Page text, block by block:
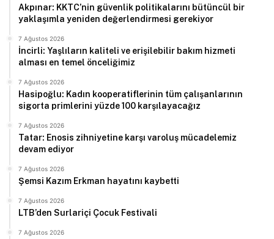
Akpınar: KKTC’nin güvenlik politikalarını bütüncül bir
yaklaşımla yeniden değerlendirmesi gerekiyor
7 Ağustos 2026
İncirli: Yaşlıların kaliteli ve erişilebilir bakım hizmeti
alması en temel önceliğimiz
7 Ağustos 2026
Hasipoğlu: Kadın kooperatiflerinin tüm çalışanlarının
sigorta primlerini yüzde 100 karşılayacağız
7 Ağustos 2026
Tatar: Enosis zihniyetine karşı varoluş mücadelemiz
devam ediyor
7 Ağustos 2026
Şemsi Kazım Erkman hayatını kaybetti
7 Ağustos 2026
LTB’den Surlariçi Çocuk Festivali
7 Ağustos 2026